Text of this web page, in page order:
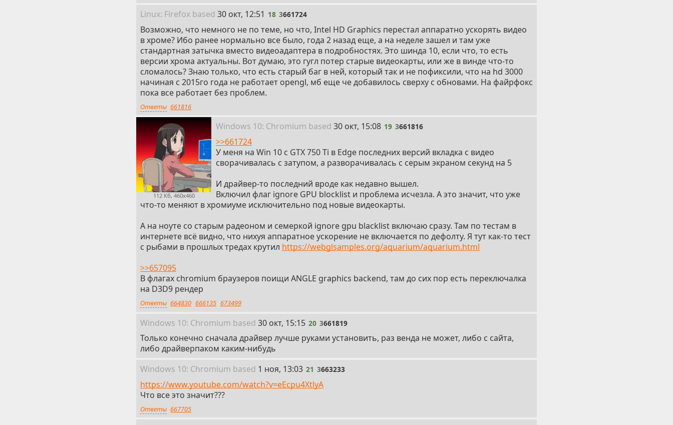
Linux: Firefox based 18
30 окт, 12:51 18 3661724
Возможно, что немного не по теме, но что, Intel HD Graphics перестал аппаратно ускорять видео
в хроме? Ибо ранее нормально все было, года 2 назад еще, а на неделе зашел и там уже
стандартная затычка вместо видеоадаптера в подробностях. Это шинда 10, если что, то есть
версии хрома актуальны. Вот думаю, это гугл потер старые видеокарты, или же в винде что-то
сломалось? Знаю только, что есть старый баг в ней, который так и не пофиксили, что на hd 3000
начиная с 2015го года не работает opengl, мб еще че добавилось сверху с обновами. На файрфокс
пока все работает без проблем.
Ответы 661816
112 Кб, 460x460
Windows 10: Chromium based 19
30 окт, 15:08 19 3661816
>>661724
У меня на Win 10 с GTX 750 Ti в Edge последних версий вкладка с видео
сворачивалась с затупом, а разворачивалась с серым экраном секунд на 5
И драйвер-то последний вроде как недавно вышел.
Включил флаг ignore GPU blocklist и проблема исчезла. А это значит, что уже
что-то меняют в хромиуме исключительно под новые видеокарты.
А на ноуте со старым радеоном и семеркой ignore gpu blacklist включаю сразу. Там по тестам в
интернете всё видно, что нихуя аппаратное ускорение не включается по дефолту. Я тут как-то тест
с рыбами в прошлых тредах крутил https://webglsamples.org/aquarium/aquarium.html
>>657095
В флагах chromium браузеров поищи ANGLE graphics backend, там до сих пор есть переключалка
на D3D9 рендер
Ответы 664830 666135 673499
Windows 10: Chromium based 20
30 окт, 15:15 20 3661819
Только конечно сначала драйвер лучше руками установить, раз венда не может, либо с сайта,
либо драйверпаком каким-нибудь
Windows 10: Chromium based 21
1 ноя, 13:03 21 3663233
https://www.youtube.com/watch?v=eEcpu4XtlyA
Что все это значит???
Ответы 667705